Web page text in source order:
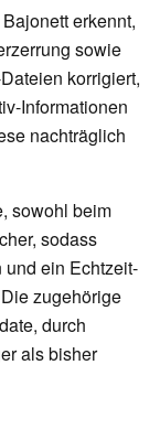
erkennt,
sowie
korrigiert,
Informationen
nachträglich
sowohl beim
sodass
ein Echtzeit-
zugehörige
durch
als bisher